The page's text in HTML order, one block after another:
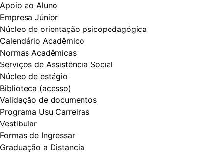
Apoio ao Aluno
Empresa Júnior
Núcleo de orientação psicopedagógica
Calendário Acadêmico
Normas Acadêmicas
Serviços de Assistência Social
Núcleo de estágio
Biblioteca (acesso)
Validação de documentos
Programa Usu Carreiras
Vestibular
Formas de Ingressar
Graduação a Distancia